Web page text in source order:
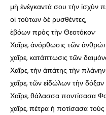
μὴ ἐνέγκαντά σου τὴν ἰσχὺν
οἱ τούτων δὲ ρυσθέντες,
ἐβόων πρὸς τὴν Θεοτόκον·
Χαῖρε, ἀνόρθωσις τῶν
χαῖρε, κατάπτωσις τῶν
Χαῖρε, τὴν ἀπάτης τὴν
χαῖρε, τῶν εἰδώλων τὴν δόξαν
Χαῖρε, θάλασσα ποντίσασα
χαῖρε, πέτρα ἡ ποτίσασα